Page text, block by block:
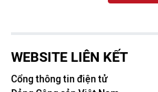
WEBSITE LIÊN KẾT
Cổng thông tin điện tử